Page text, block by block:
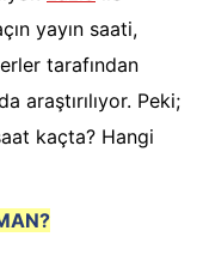
yayın saati,
tarafından
araştırılıyor. Peki;
kaçta? Hangi